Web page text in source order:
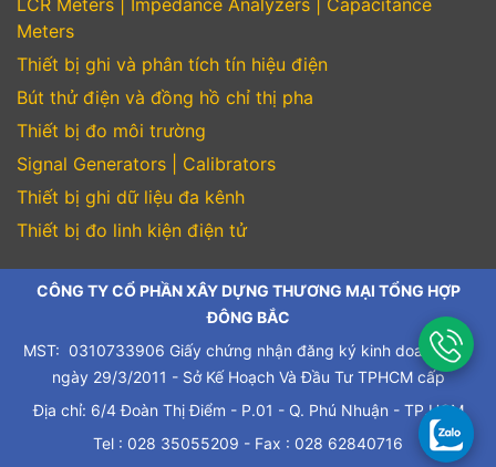
Meters
Thiết bị ghi và phân tích tín hiệu điện
Bút thử điện và đồng hồ chỉ thị pha
Thiết bị đo môi trường
Signal Generators | Calibrators
Thiết bị ghi dữ liệu đa kênh
Thiết bị đo linh kiện điện tử
CÔNG TY CỔ PHẦN XÂY DỰNG THƯƠNG MẠI TỔNG HỢP
ĐÔNG BẮC
MST: 0310733906 Giấy chứng nhận đăng ký kinh doanh cấp
ngày 29/3/2011 - Sở Kế Hoạch Và Đầu Tư TPHCM cấp
Địa chỉ: 6/4 Đoàn Thị Điểm - P.01 - Q. Phú Nhuận - TP.HCM
Tel : 028 35055209 - Fax : 028 62840716